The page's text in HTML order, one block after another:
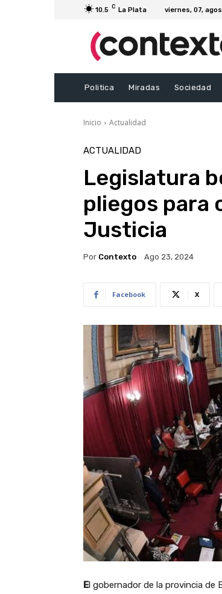
10.5 C La Plata viernes, 07,
Politica Miradas Sociedad
Inicio Actualidad
ACTUALIDAD
Legislatura
pliegos para
Justicia
Por Contexto Ago 23, 2024
Facebook X
El gobernador de la provincia de